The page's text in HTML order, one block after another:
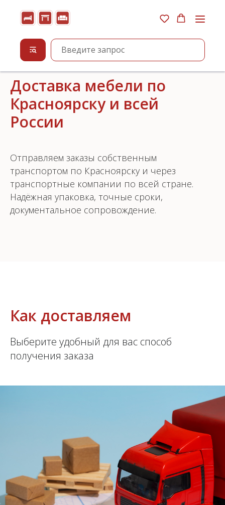
Доставка мебели по
Красноярску и всей
России
Отправляем заказы собственным
транспортом по Красноярску и через
транспортные компании по всей стране.
Надёжная упаковка, точные сроки,
документальное сопровождение.
дней по России
на выбор заказчика
Как доставляем
Выберите удобный для вас способ
получения заказа